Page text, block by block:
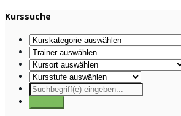
Kurssuche